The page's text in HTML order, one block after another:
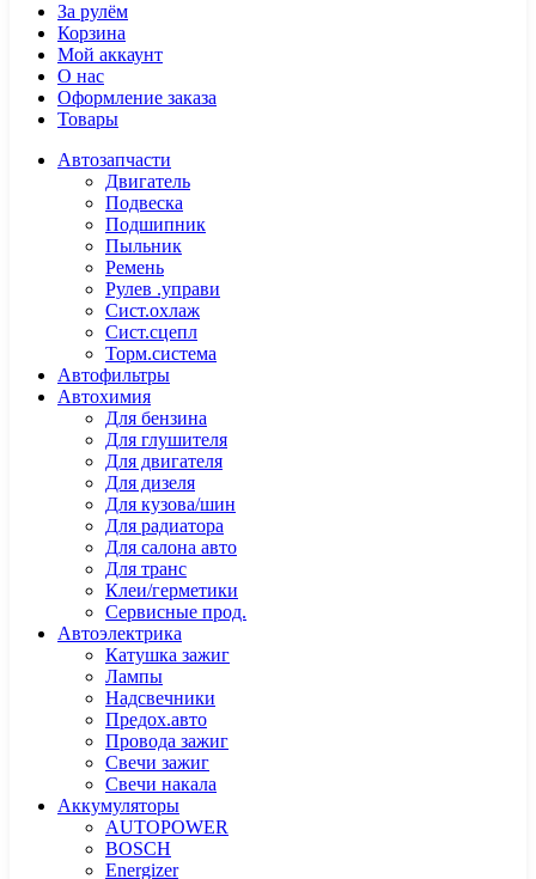
За рулём
Корзина
Мой аккаунт
О нас
Оформление заказа
Товары
Автозапчасти
Двигатель
Подвеска
Подшипник
Пыльник
Ремень
Рулев .управи
Сист.охлаж
Сист.сцепл
Торм.система
Автофильтры
Автохимия
Для бензина
Для глушителя
Для двигателя
Для дизеля
Для кузова/шин
Для радиатора
Для салона авто
Для транс
Клеи/герметики
Сервисные прод.
Автоэлектрика
Катушка зажиг
Лампы
Надсвечники
Предох.авто
Провода зажиг
Свечи зажиг
Свечи накала
Аккумуляторы
AUTOPOWER
BOSCH
Energizer